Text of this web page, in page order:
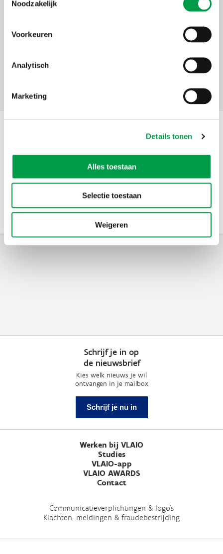
Noodzakelijk
Voorkeuren
Analytisch
Marketing
Details tonen
Alles toestaan
Selectie toestaan
Weigeren
Bedrag
Delen: WhatsApp
Share
VLAIO
Telefoon
0800 20 555
ruimtelijke.economie@vlaanderen.be
Schrijf je in op
de nieuwsbrief
Kies welk nieuws je wil
ontvangen in je mailbox
Schrijf je nu in
Werken bij VLAIO
Studies
VLAIO-app
VLAIO AWARDS
Contact
Communicatieverplichtingen & logo's
Klachten, meldingen & fraudebestrijding